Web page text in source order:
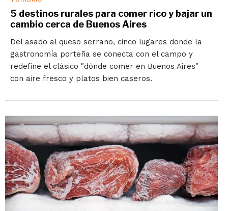
5 destinos rurales para comer rico y bajar un
cambio cerca de Buenos Aires
Del asado al queso serrano, cinco lugares donde la
gastronomía porteña se conecta con el campo y
redefine el clásico "dónde comer en Buenos Aires"
con aire fresco y platos bien caseros.